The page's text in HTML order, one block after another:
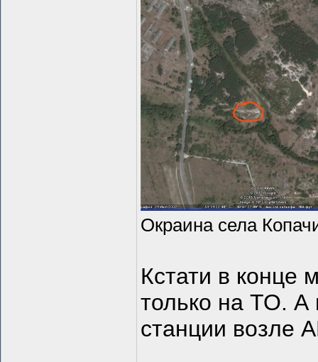
Окраина села
Кстати в конце
только на ТО. А
станции возле